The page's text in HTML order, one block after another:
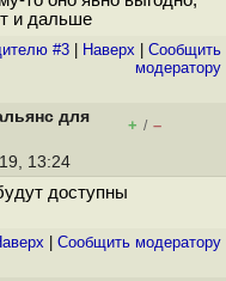
и дальше
#3 Наверх
Cообщить
модератору
для
+ / –
13:24
доступны
Cообщить модератору